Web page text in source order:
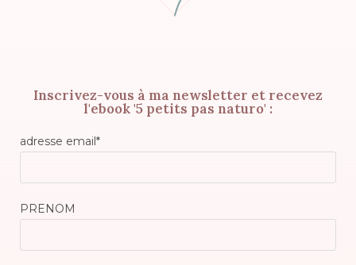
Inscrivez-vous à ma newsletter et recevez
l'ebook '5 petits pas naturo' :
adresse email*
PRENOM